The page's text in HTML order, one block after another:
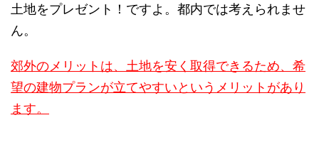
土地をプレゼント！ですよ。都内では考えられませ
ん。
郊外のメリットは、土地を安く取得できるため、希
望の建物プランが立てやすいというメリットがあり
ます。